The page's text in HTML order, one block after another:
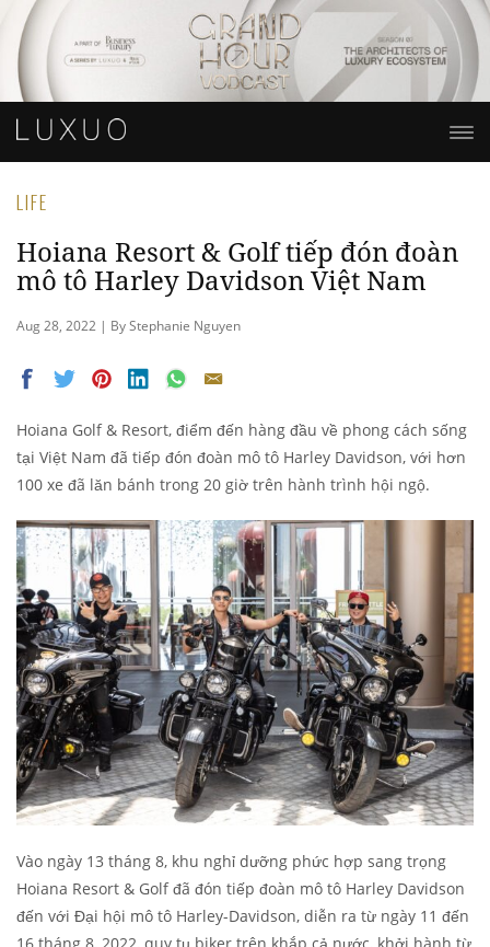
LIFE
Hoiana Resort & Golf tiếp đón đoàn
mô tô Harley Davidson Việt Nam
Aug 28, 2022 | By Stephanie Nguyen
Hoiana Golf & Resort, điểm đến hàng đầu về phong cách sống
tại Việt Nam đã tiếp đón đoàn mô tô Harley Davidson, với hơn
100 xe đã lăn bánh trong 20 giờ trên hành trình hội ngộ.
Vào ngày 13 tháng 8, khu nghỉ dưỡng phức hợp sang trọng
Hoiana Resort & Golf đã đón tiếp đoàn mô tô Harley Davidson
đến với Đại hội mô tô Harley-Davidson, diễn ra từ ngày 11 đến